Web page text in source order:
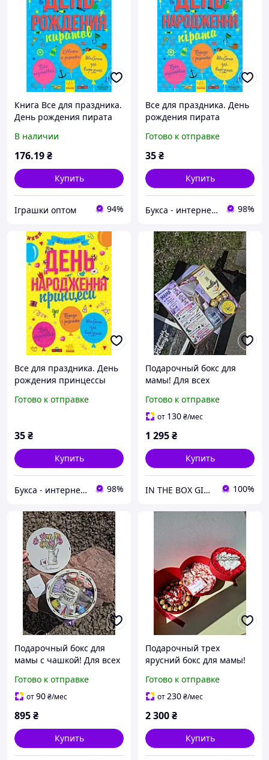
Книга Все для праздника.
День рождения пирата
В наличии
176.19₴
Купить
Іграшки оптом 94%
Все для праздника. День
рождения пирата
Готово к отправке
35₴
Купить
Букса - интернет-магазин книг, товаров для детей и подарков 98%
Все для праздника. День
рождения принцессы
Готово к отправке
35₴
Купить
Букса - интернет-магазин книг, товаров для детей и подарков 98%
Подарочный бокс для
мамы! Для всех
Универсальный подарок
маме!
Готово к отправке
от 130₴/мес
1 295₴
Купить
IN THE BOX GIFT Подарункові бокси до будь-яких свят! 100%
Подарочный бокс для
мамы с чашкой! Для всех
Универсальный подарок
маме!
Готово к отправке
от90₴/мес
895₴
Купить
Подарочный трех
ярусний бокс для мамы!
Универсальный подарок
маме!
Готово к отправке
от230₴/мес
2 300₴
Купить